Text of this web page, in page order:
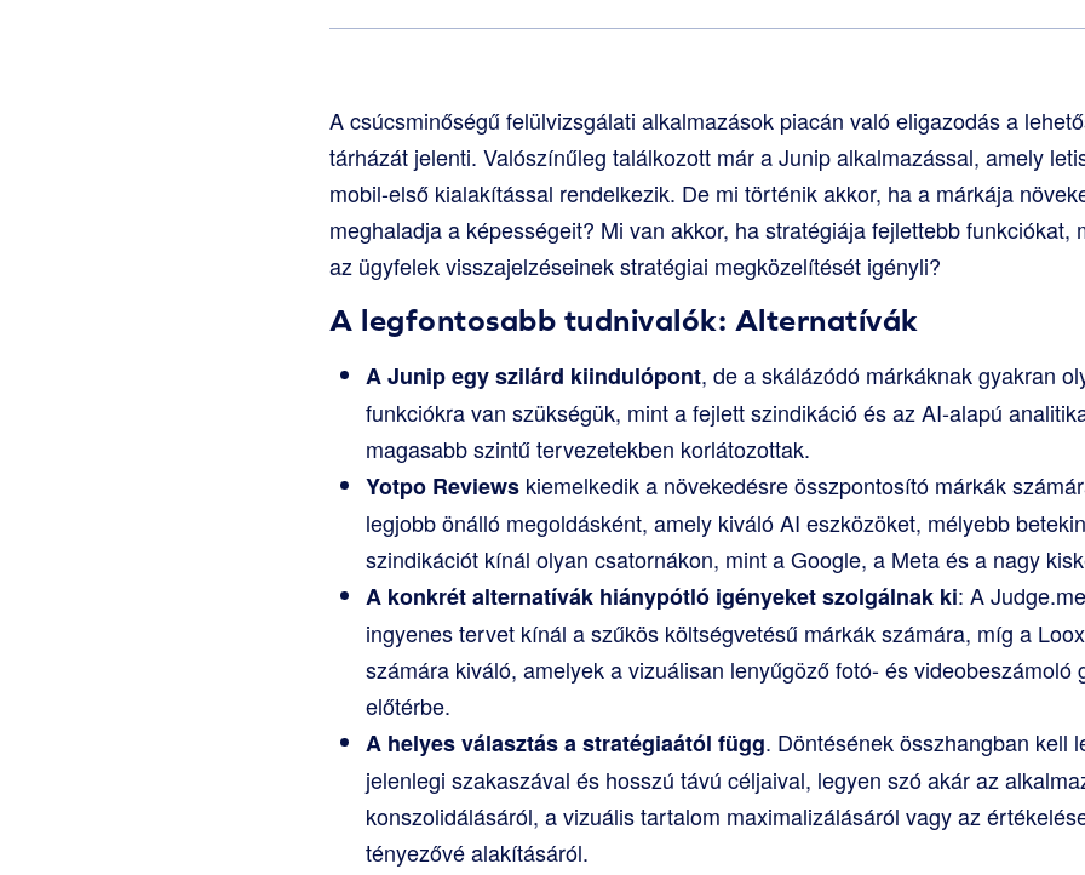
A csúcsminőségű felülvizsgálati alkalmazások piacán való eligazodás a
tárházát jelenti. Valószínűleg találkozott már a Junip alkalmazással, amely
mobil-első kialakítással rendelkezik. De mi történik akkor, ha a márkája
meghaladja a képességeit? Mi van akkor, ha stratégiája fejlettebb funkciókat,
az ügyfelek visszajelzéseinek stratégiai megközelítését igényli?
A legfontosabb tudnivalók: Alternatívák
A Junip egy szilárd kiindulópont, de a skálázódó márkáknak gyakran
funkciókra van szükségük, mint a fejlett szindikáció és az AI-alapú
magasabb szintű tervezetekben korlátozottak.
Yotpo Reviews kiemelkedik a növekedésre összpontosító márkák
legjobb önálló megoldásként, amely kiváló AI eszközöket, mélyebb
szindikációt kínál olyan csatornákon, mint a Google, a Meta és a nagy
A konkrét alternatívák hiánypótló igényeket szolgálnak ki: A
ingyenes tervet kínál a szűkös költségvetésű márkák számára, míg a
számára kiváló, amelyek a vizuálisan lenyűgöző fotó- és videobeszámoló
előtérbe.
A helyes választás a stratégiaától függ. Döntésének összhangban kell
jelenlegi szakaszával és hosszú távú céljaival, legyen szó akár az
konszolidálásáról, a vizuális tartalom maximalizálásáról vagy az
tényezővé alakításáról.